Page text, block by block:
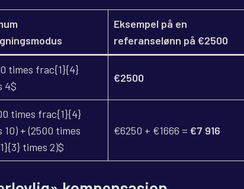
Eksempel på en
referanselønn på €2500
times frac{1}{4}
4$
€2500
times frac{1}{4}
10) + (2500 times
times 2)$
€6250 + €1666 = €7 916